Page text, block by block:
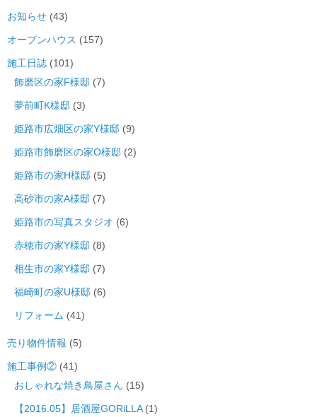
お知らせ (43)
オープンハウス (157)
施工日誌 (101)
飾磨区の家F様邸 (7)
夢前町K様邸 (3)
姫路市広畑区の家Y様邸 (9)
姫路市飾磨区の家O様邸 (2)
姫路市の家H様邸 (5)
高砂市の家A様邸 (7)
姫路市の写真スタジオ (6)
赤穂市の家Y様邸 (8)
相生市の家Y様邸 (7)
福崎町の家U様邸 (6)
リフォーム (41)
売り物件情報 (5)
施工事例② (41)
おしゃれな焼き鳥屋さん (15)
【2016.05】居酒屋GORiLLA(1)